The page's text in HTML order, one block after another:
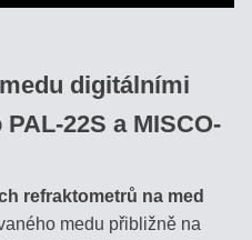
digitálními
22S a MISCO-
refraktometrů na med
medu přibližně na